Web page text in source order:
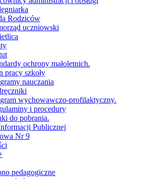
Rodziców
uczniowski
ochrony małoletnich.
pracy szkoły
nauczania
wychowawczo-profilaktyczny.
i procedury
do pobrania.
Publicznej
Nr 9
pedagogiczne